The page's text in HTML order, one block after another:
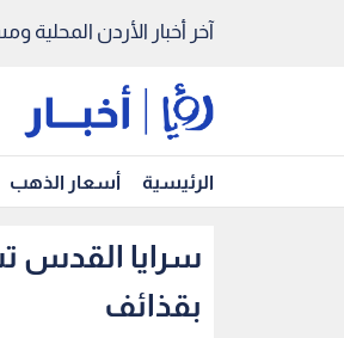
آخر أخبار الأردن المحلية
الرئيسية أسعار الذهب
سرايا القدس
بقذائف